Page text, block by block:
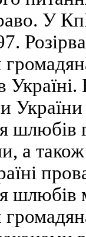
У
України
шлюбів
а
шлюбів